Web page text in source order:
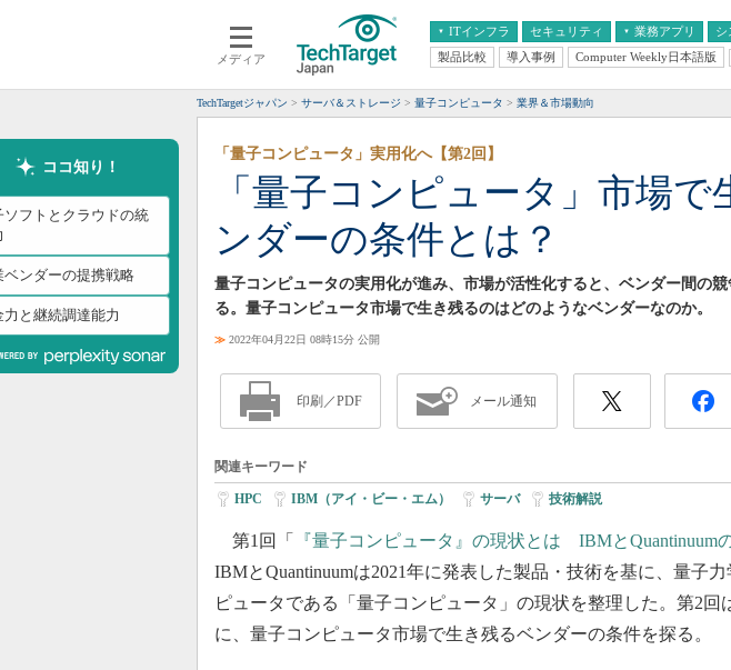
メディア
ITインフラ
クラウド
スマートモバイル
ネットワーク
システム運用管理
セキュリティ 業務アプリ
エンタープライズAI
ERP
CX
情報系システム
シ
経営とIT 医療IT
製品比較 導入事例 Computer Weekly日本語版
TechTargetジャパン サーバ＆ストレージ 量子コンピュータ 業界＆市場動向
ココ知り！
ソフトとクラウドの統
ベンダーの提携戦略
力と継続調達能力
「量子コンピュータ」市場で
ンダーの条件とは？
「量子コンピュータ」実用化へ【第2回】
量子コンピュータの実用化が進み、市場が活性化すると、ベンダー間の
る。量子コンピュータ市場で生き残るのはどのようなベンダーなのか。
≫ 2022年04月22日 08時15分 公開
印刷／PDF メール通知
関連キーワード
HPC IBM（アイ・ビー・エム） サーバ| 技術解説
第1回「 『量子コンピュータ』の現状とは IBMとQuantinuum
IBMとQuantinuumは2021年に発表した製品・技術を基に、量子
ピュータである「量子コンピュータ」の現状を整理した。第2回
に、量子コンピュータ市場で生き残るベンダーの条件を探る。